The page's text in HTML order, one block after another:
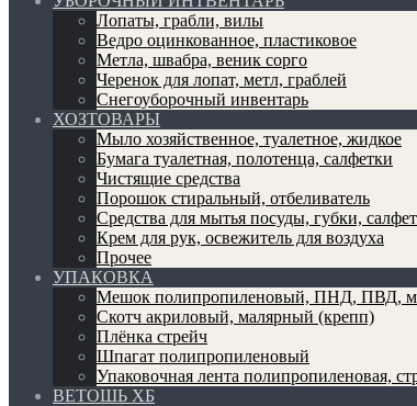
Лопаты, грабли, вилы
Ведро оцинкованное, пластиковое
Метла, швабра, веник сорго
Черенок для лопат, метл, граблей
Снегоуборочный инвентарь
ХОЗТОВАРЫ
Мыло хозяйственное, туалетное, жидкое
Бумага туалетная, полотенца, салфетки
Чистящие средства
Порошок стиральный, отбеливатель
Средства для мытья посуды, губки,
Крем для рук, освежитель для воздуха
Прочее
УПАКОВКА
Мешок полипропиленовый, ПНД, ПВД,
Скотч акриловый, малярный (крепп)
Плёнка стрейч
Шпагат полипропиленовый
Упаковочная лента полипропиленовая,
ВЕТОШЬ ХБ